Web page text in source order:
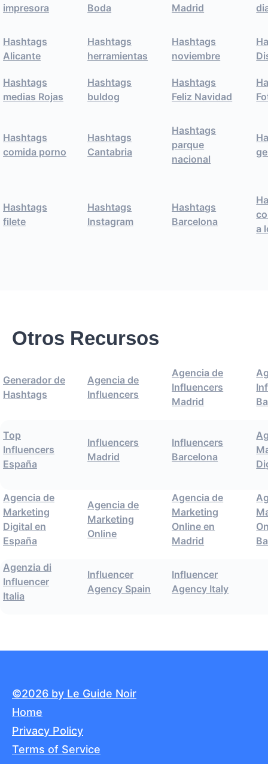
impresora
Boda
Madrid
Hashtags
Alicante
Hashtags
herramientas
Hashtags
noviembre
Hashtags
medias Rojas
Hashtags
buldog
Hashtags
Feliz Navidad
Hashtags
comida porno
Hashtags
Cantabria
Hashtags
parque
nacional
Hashtags
filete
Hashtags
Instagram
Hashtags
Barcelona
a
Otros Recursos
Generador de
Hashtags
Agencia de
Influencers
Agencia de
Influencers
Madrid
Top
Influencers
España
Influencers
Madrid
Influencers
Barcelona
Agencia de
Marketing
Digital en
España
Agencia de
Marketing
Online
Agencia de
Marketing
Online en
Madrid
Agenzia di
Influencer
Italia
Influencer
Agency Spain
Influencer
Agency Italy
©2026 by Le Guide Noir
Home
Privacy Policy
Terms of Service